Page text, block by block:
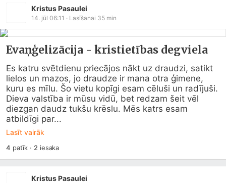
Kristus Pasaulei
14. jūl 06:11 · Lasīšanai 35 min
Evaņģelizācija - kristietības degviela
Es katru svētdienu priecājos nākt uz draudzi, satikt
lielos un mazos, jo draudze ir mana otra ģimene,
kuru es mīlu. Šo vietu kopīgi esam cēluši un radījuši.
Dieva valstība ir mūsu vidū, bet redzam šeit vēl
diezgan daudz tukšu krēslu. Mēs katrs esam
atbildīgi par...
Lasīt vairāk
4 patīk · 2 iesaka
Kristus Pasaulei